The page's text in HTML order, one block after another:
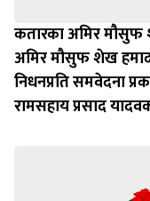
कतारका अमिर मौसुफ
अमिर मौसुफ शेख
निधनप्रति समवेदना
रामसहाय प्रसाद